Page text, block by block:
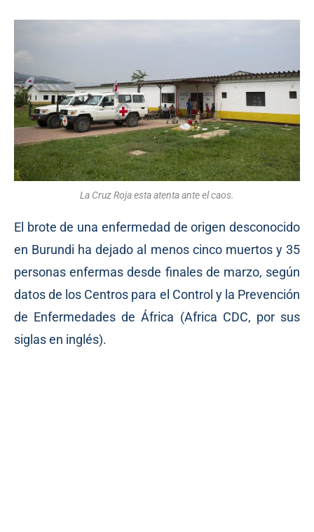
La Cruz Roja esta atenta ante el caos.
El brote de una enfermedad de origen desconocido
en Burundi ha dejado al menos cinco muertos y 35
personas enfermas desde finales de marzo, según
datos de los Centros para el Control y la Prevención
de Enfermedades de África (Africa CDC, por sus
siglas en inglés).